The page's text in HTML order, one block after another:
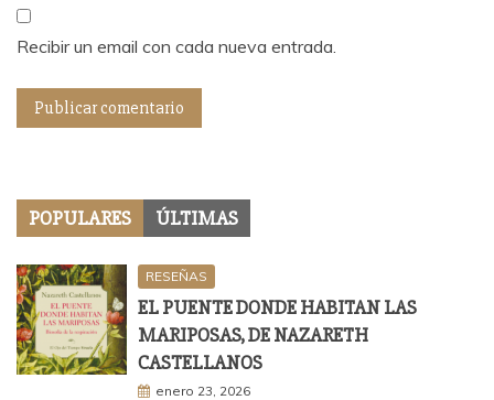
Recibir un email con cada nueva entrada.
POPULARES ÚLTIMAS
RESEÑAS
EL PUENTE DONDE HABITAN LAS
MARIPOSAS, DE NAZARETH
CASTELLANOS
enero 23, 2026